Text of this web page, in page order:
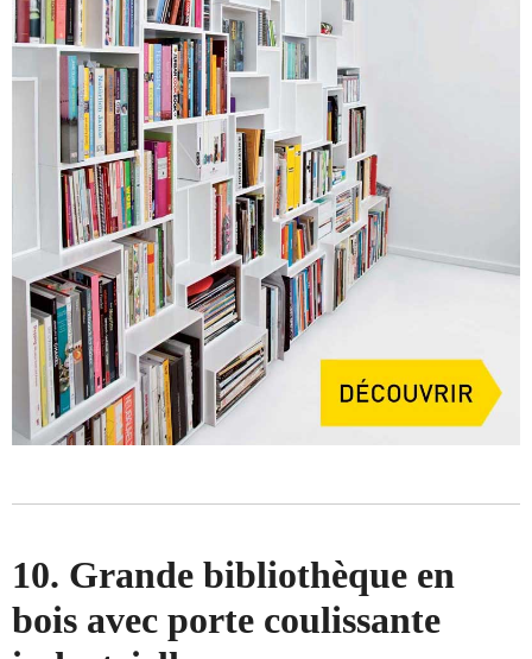
10. Grande bibliothèque en
bois avec porte coulissante